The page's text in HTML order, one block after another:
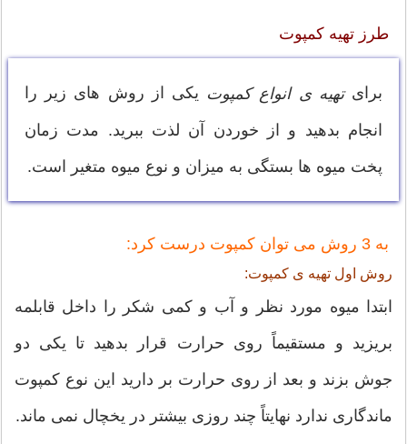
طرز تهیه کمپوت
برایتهیه ی انواع کمپوت یکی از روش های زیر را
انجام بدهید و از خوردن آن لذت ببرید. مدت زمان
پخت میوه ها بستگی به میزان و نوع میوه متغیر است.
به 3 روش می توان کمپوت درست کرد:
روش اول تهیه ی کمپوت:
ابتدا میوه مورد نظر و آب و کمی شکر را داخل قابلمه
بریزید و مستقیماً روی حرارت قرار بدهید تا یکی دو
جوش بزند و بعد از روی حرارت بر دارید این نوع کمپوت
ماندگاری ندارد نهایتاً چند روزی بیشتر در یخچال نمی ماند.